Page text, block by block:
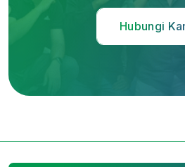
Hubungi